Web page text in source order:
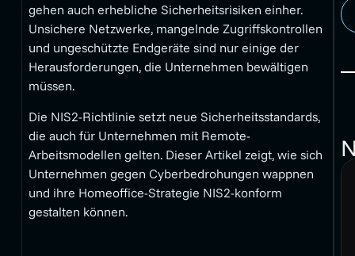
gehen auch erhebliche Sicherheitsrisiken einher.
Unsichere Netzwerke, mangelnde Zugriffskontrollen
und ungeschützte Endgeräte sind nur einige der
Herausforderungen, die Unternehmen bewältigen
müssen.
Die NIS2-Richtlinie setzt neue Sicherheitsstandards,
die auch für Unternehmen mit Remote-
Arbeitsmodellen gelten. Dieser Artikel zeigt, wie sich
Unternehmen gegen Cyberbedrohungen wappnen
und ihre Homeoffice-Strategie NIS2-konform
gestalten können.